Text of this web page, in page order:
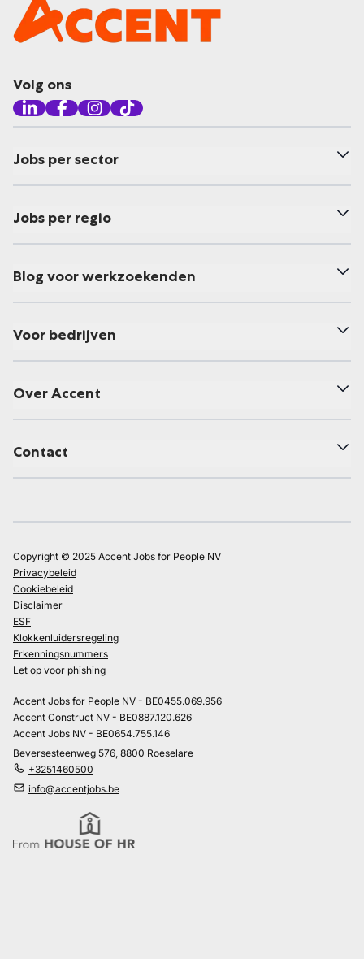
Volg ons
Jobs per sector
Jobs per regio
Blog voor werkzoekenden
Voor bedrijven
Over Accent
Contact
Copyright © 2025 Accent Jobs for People NV
Privacybeleid
Cookiebeleid
Disclaimer
ESF
Klokkenluidersregeling
Erkenningsnummers
Let op voor phishing
Accent Jobs for People NV - BE0455.069.956
Accent Construct NV - BE0887.120.626
Accent Jobs NV - BE0654.755.146
Beversesteenweg 576, 8800 Roeselare
+3251460500
info@accentjobs.be